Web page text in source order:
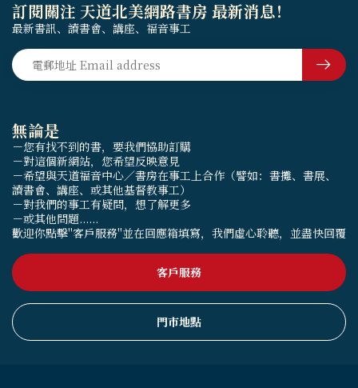
無論是
－您有找不到的書，要我們協助訂購
－對這個新網站，您希望反映意見
－希望與天道福音中心／書房在事工上合作（譬如：書攤、書展、
讀書會、講座、或其他基督教事工）
－對我們的事工有疑問，想了解更多
－或其他問題......
歡迎你點擊"客戶服務"並在回應箱填寫，我們虛心聆聽，並盡快回覆
客戶服務
門市地點
訂閱關注 天道北美網路書房 最新消息！
最新書訊、讀書會、講座、福音事工